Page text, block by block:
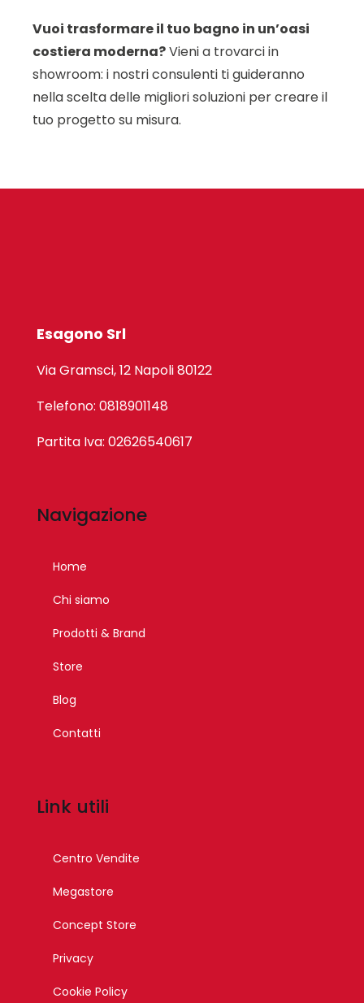
Vuoi trasformare il tuo bagno in un’oasi
costiera moderna?Vieni a trovarci in
showroom: i nostri consulenti ti guideranno
nella scelta delle migliori soluzioni per creare il
tuo progetto su misura.
Esagono Srl
Via Gramsci, 12 Napoli 80122
Telefono: 0818901148
Partita Iva: 02626540617
Navigazione
Home
Chi siamo
Prodotti & Brand
Store
Blog
Contatti
Link utili
Centro Vendite
Megastore
Concept Store
Privacy
Cookie Policy